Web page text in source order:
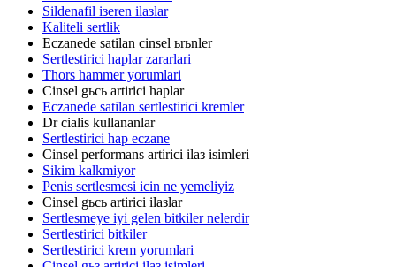
Sildenafil iзeren ilaзlar
Kaliteli sertlik
Eczanede satilan cinsel ьrьnler
Sertlestirici haplar zararlari
Thors hammer yorumlari
Cinsel gьcь artirici haplar
Eczanede satilan sertlestirici kremler
Dr cialis kullananlar
Sertlestirici hap eczane
Cinsel performans artirici ilaз isimleri
Sikim kalkmiyor
Penis sertlesmesi icin ne yemeliyiz
Cinsel gьcь artirici ilaзlar
Sertlesmeye iyi gelen bitkiler nelerdir
Sertlestirici bitkiler
Sertlestirici krem yorumlari